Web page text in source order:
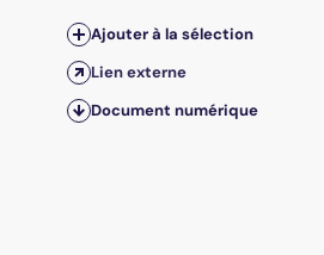
Ajouter à la sélection
Lien externe
Document numérique